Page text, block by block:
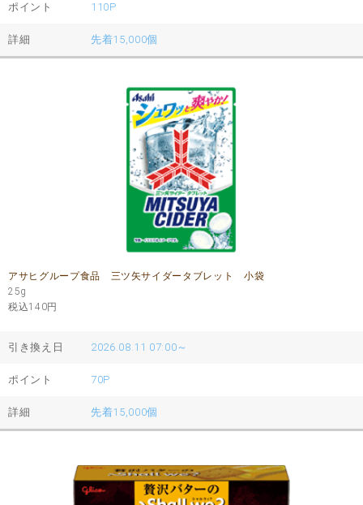
ポイント 110P
詳細 先着15,000個
アサヒグループ食品 三ツ矢サイダータブレット 小袋
25g
税込140円
引き換え日 2026.08.11 07:00～
ポイント 70P
詳細 先着15,000個